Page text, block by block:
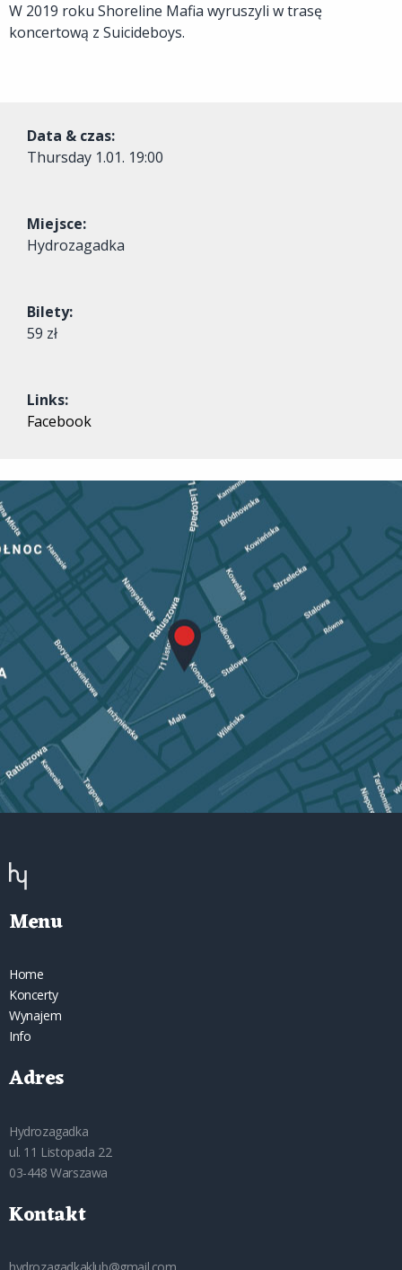
W 2019 roku Shoreline Mafia wyruszyli w trasę
koncertową z Suicideboys.
Data & czas:
Thursday 1.01. 19:00
Miejsce:
Hydrozagadka
Bilety:
59 zł
Links:
Facebook
Menu
Home
Koncerty
Wynajem
Info
Adres
Hydrozagadka
ul. 11 Listopada 22
03-448 Warszawa
Kontakt